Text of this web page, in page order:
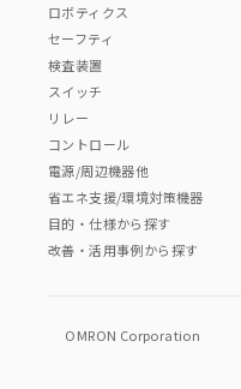
ロボティクス
セーフティ
検査装置
スイッチ
リレー
コントロール
電源/周辺機器他
省エネ支援/環境対策機器
目的・仕様から探す
改善・活用事例から探す
OMRON Corporation